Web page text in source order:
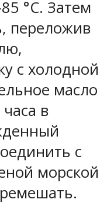
°С. Затем
переложив
с холодной
масло
в
с
морской